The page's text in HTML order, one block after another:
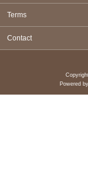
Terms
Contact
Powered by